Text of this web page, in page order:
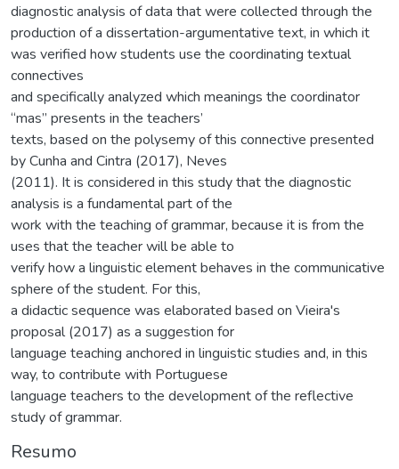
diagnostic analysis of data that were collected through the
production of a dissertation-argumentative text, in which it
was verified how students use the coordinating textual
connectives
and specifically analyzed which meanings the coordinator
“mas” presents in the teachers’
texts, based on the polysemy of this connective presented
by Cunha and Cintra (2017), Neves
(2011). It is considered in this study that the diagnostic
analysis is a fundamental part of the
work with the teaching of grammar, because it is from the
uses that the teacher will be able to
verify how a linguistic element behaves in the communicative
sphere of the student. For this,
a didactic sequence was elaborated based on Vieira's
proposal (2017) as a suggestion for
language teaching anchored in linguistic studies and, in this
way, to contribute with Portuguese
language teachers to the development of the reflective
study of grammar.
Resumo